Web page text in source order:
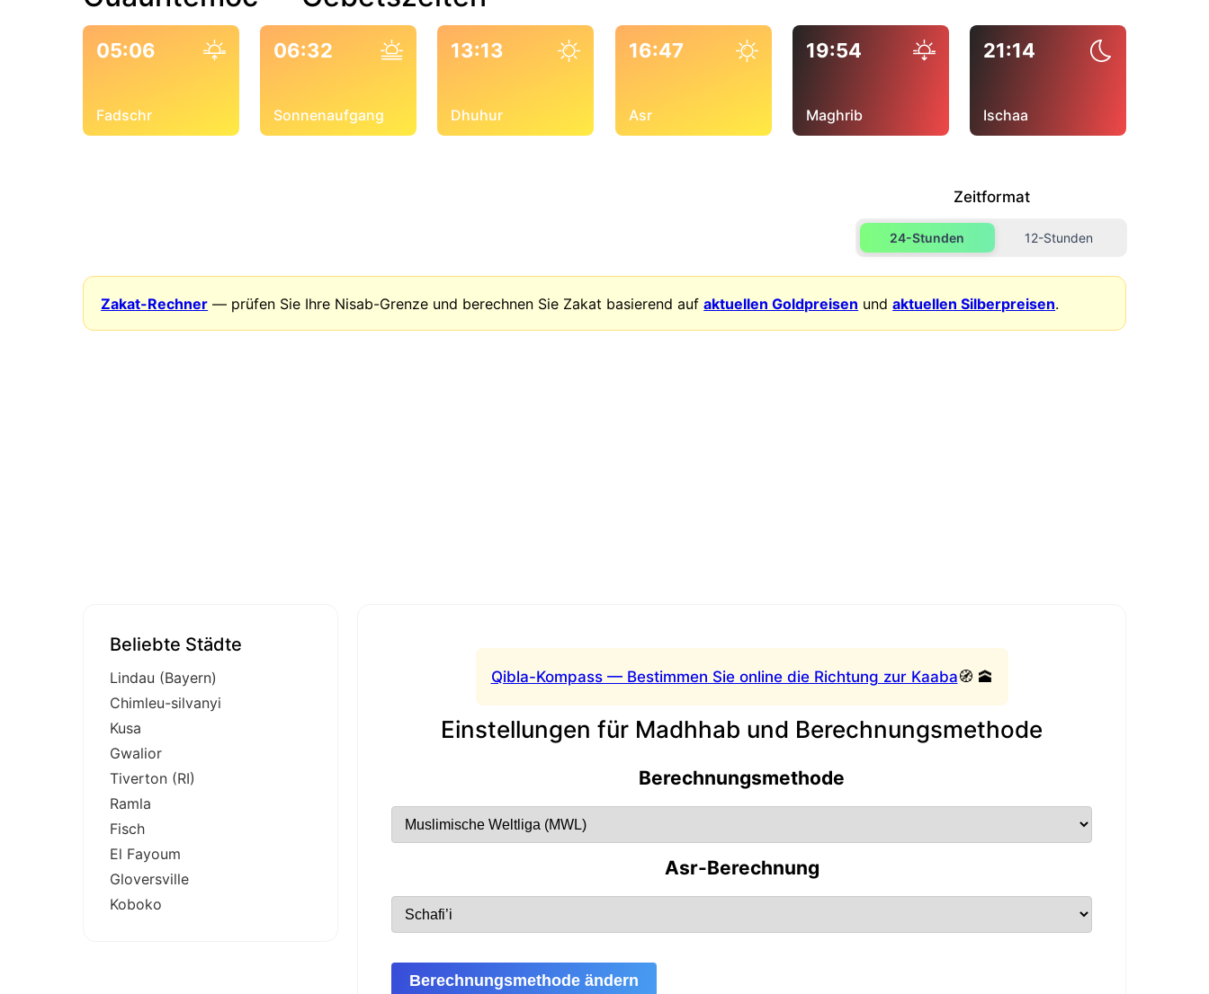
05:06
Fadschr
06:32
Sonnenaufgang
13:13
Dhuhur
16:47
Asr
19:54
Maghrib
21:14
Ischaa
Zeitformat
24-Stunden 12-Stunden
Zakat-Rechner — prüfen Sie Ihre Nisab-Grenze und berechnen Sie Zakat basierend aufaktuellen Goldpreisen undaktuellen Silberpreisen.
Qibla-Kompass — Bestimmen Sie online die Richtung zur Kaaba🧭 🕋
Einstellungen für Madhhab und Berechnungsmethode
Berechnungsmethode
Asr-Berechnung
Berechnungsmethode ändern
Beliebte Städte
Lindau (Bayern)
Chimleu-silvanyi
Kusa
Gwalior
Tiverton (RI)
Ramla
Fisch
El Fayoum
Gloversville
Koboko